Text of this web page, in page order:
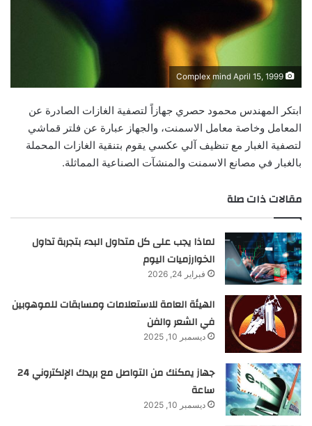
ابتكر المهندس محمود حصري جهازاً لتصفية الغازات الصادرة عن
المعامل وخاصة معامل الاسمنت، والجهاز عبارة عن فلتر قماشي
لتصفية الغبار مع تنظيف آلي عكسي يقوم بتنقية الغازات المحملة
بالغبار في مصانع الاسمنت والمنشآت الصناعية المماثلة.
مقالات ذات صلة
لماذا يجب على كل متداول البدء بتجربة تداول
الخوارزميات اليوم
فبراير 24, 2026
الهيئة العامة للاستعلامات ومسابقات للموهوبين
في الشعر والفن
ديسمبر 10, 2025
جهاز يمكنك من التواصل مع بريدك الإلكتروني 24
ساعة
ديسمبر 10, 2025